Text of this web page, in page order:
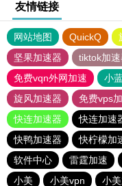
友情链接
网站地图 QuickQ
坚果加速器
tiktok加速
免费vqn外网加速
小
旋风加速器
免费vps
快连加速器
快连加速
快鸭加速器
快柠檬加
软件中心
雷霆加速
小美
小美vpn 小